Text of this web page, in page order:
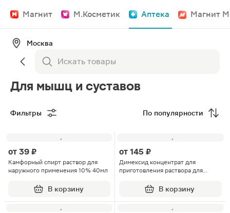
Магнит М.Косметик Аптека Магнит
Москва
Для мышц и суставов
Фильтры По популярности
от 39 ₽
Камфорный спирт раствор для
наружного применения 10% 40мл
В корзину
от 145 ₽
Димексид концентрат для
приготовления раствора для
В корзину